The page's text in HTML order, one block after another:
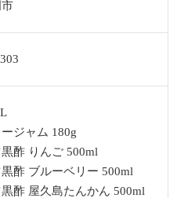
ジャム 180g
酢 りんご 500ml
酢 ブルーベリー 500ml
酢 屋久島たんかん 500ml